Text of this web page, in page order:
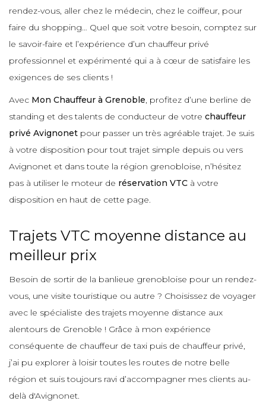
rendez-vous, aller chez le médecin, chez le coiffeur, pour
faire du shopping… Quel que soit votre besoin, comptez sur
le savoir-faire et l’expérience d’un chauffeur privé
professionnel et expérimenté qui a à cœur de satisfaire les
exigences de ses clients !
Avec Mon Chauffeur à Grenoble, profitez d’une berline de
standing et des talents de conducteur de votre chauffeur
privé Avignonet pour passer un très agréable trajet. Je suis
à votre disposition pour tout trajet simple depuis ou vers
Avignonet et dans toute la région grenobloise, n’hésitez
pas à utiliser le moteur de réservation VTC à votre
disposition en haut de cette page.
Trajets VTC moyenne distance au
meilleur prix
Besoin de sortir de la banlieue grenobloise pour un rendez-
vous, une visite touristique ou autre ? Choisissez de voyager
avec le spécialiste des trajets moyenne distance aux
alentours de Grenoble ! Grâce à mon expérience
conséquente de chauffeur de taxi puis de chauffeur privé,
j’ai pu explorer à loisir toutes les routes de notre belle
région et suis toujours ravi d’accompagner mes clients au-
delà d'Avignonet.